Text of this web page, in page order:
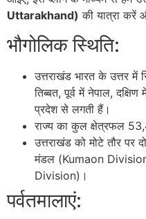
Uttarakhand) की यात्रा करें
भौगोलिक स्थिति:
उत्तराखंड भारत के उत्तर में
तिब्बत, पूर्व में नेपाल,
प्रदेश से लगती हैं।
राज्य का कुल क्षेत्रफल
उत्तराखंड को मोटे तौर पर
मंडल (Kumaon
Division)।
पर्वतमालाएं: